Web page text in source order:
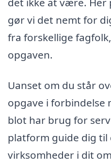
gør vi det nemt for
fra forskellige
opgaven.
Uanset om du står
opgave i forbindelse
blot har brug for
platform guide dig til
virksomheder i dit